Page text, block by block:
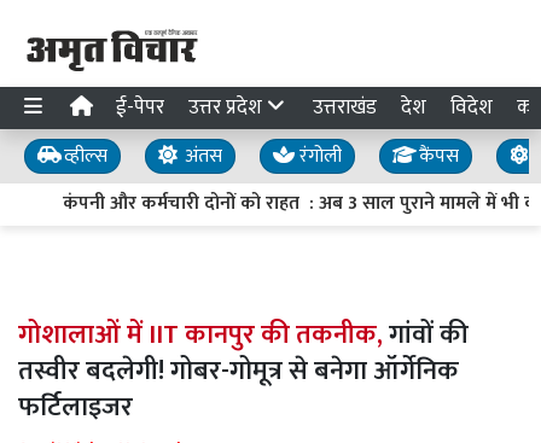
ई-पेपर उत्तर प्रदेश उत्तराखंड देश विदेश
व्हील्स अंतस रंगोली कैंपस
कंपनी और कर्मचारी दोनों को राहत : अब 3 साल पुराने मामले में भी
गोशालाओं में IIT कानपुर की तकनीक,गांवों की
तस्वीर बदलेगी! गोबर-गोमूत्र से बनेगा ऑर्गेनिक
फर्टिलाइजर